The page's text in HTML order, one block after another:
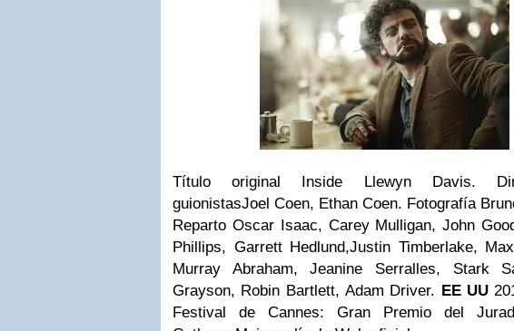
Título original Inside Llewyn Davis.
guionistasJoel Coen, Ethan Coen. Fotografía
Reparto Oscar Isaac, Carey Mulligan,John
Phillips, Garrett Hedlund,Justin Timberlake,
Murray Abraham,Jeanine Serralles, Stark
Grayson, Robin Bartlett,Adam Driver. EE UU
Festival de Cannes: Gran Premio del